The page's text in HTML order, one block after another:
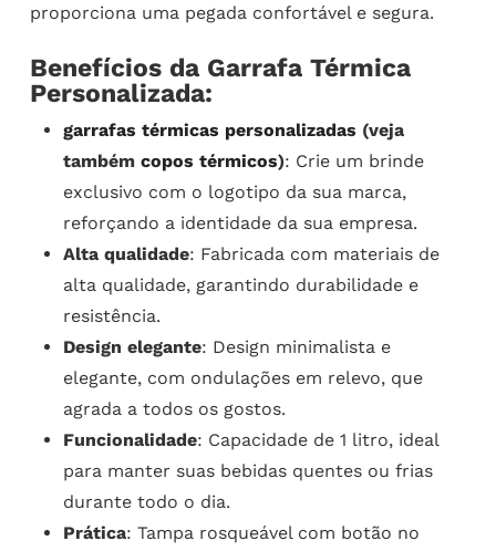
proporciona uma pegada confortável e segura.
Benefícios da Garrafa Térmica
Personalizada:
garrafas térmicas personalizadas (veja
também copos térmicos): Crie um brinde
exclusivo com o logotipo da sua marca,
reforçando a identidade da sua empresa.
Alta qualidade: Fabricada com materiais de
alta qualidade, garantindo durabilidade e
resistência.
Design elegante: Design minimalista e
elegante, com ondulações em relevo, que
agrada a todos os gostos.
Funcionalidade: Capacidade de 1 litro, ideal
para manter suas bebidas quentes ou frias
durante todo o dia.
Prática: Tampa rosqueável com botão no